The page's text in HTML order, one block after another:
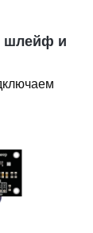
шлейф и